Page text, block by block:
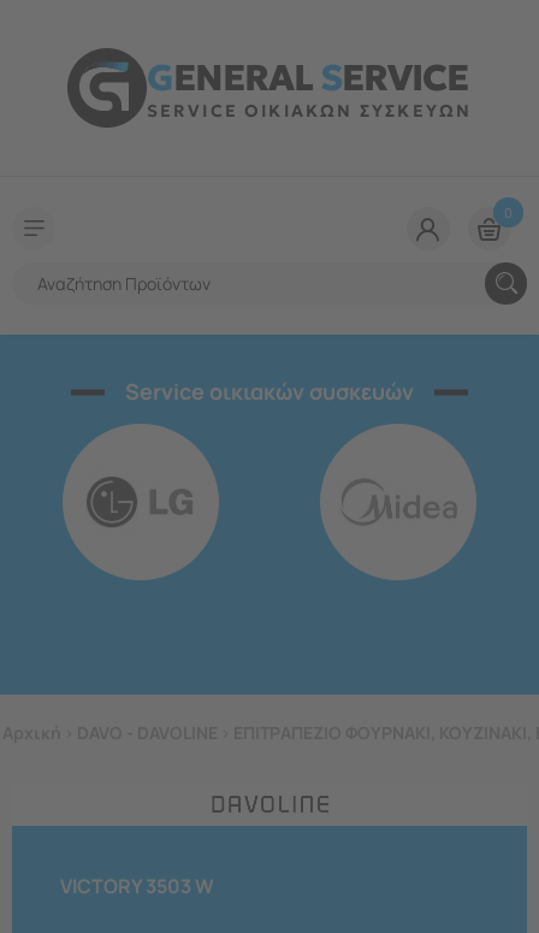
GENERALSERVICE
SERVICE ΟΙΚΙΑΚΩΝ ΣΥΣΚΕΥΩΝ
0
Service οικιακών συσκευών
VICTORY 3503 W